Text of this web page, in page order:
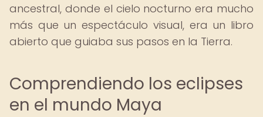
ancestral, donde el cielo nocturno era mucho
más que un espectáculo visual, era un libro
abierto que guiaba sus pasos en la Tierra.
Comprendiendo los eclipses
en el mundo Maya